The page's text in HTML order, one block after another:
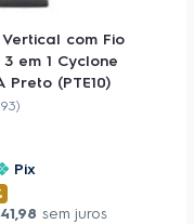
com Fio
em 1 Cyclone
Preto (PTE10)
Pix
41,98 sem juros